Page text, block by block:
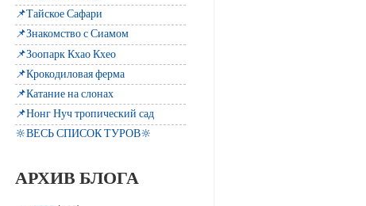
📌Тайское Сафари
📌Знакомство с Сиамом
📌Зоопарк Кхао Кхео
📌Крокодиловая ферма
📌Катание на слонах
📌Нонг Нуч тропический сад
🔆ВЕСЬ СПИСОК ТУРОВ🔆
АРХИВ БЛОГА